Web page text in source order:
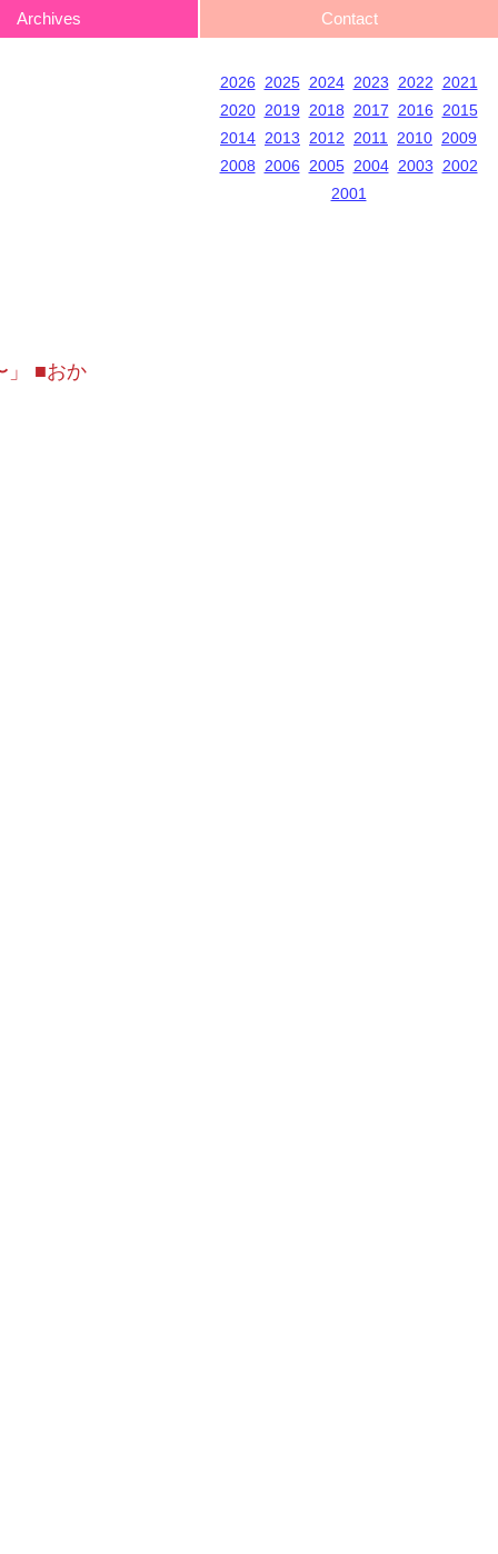
Archives Contact
」 ■おか
2026 2025 2024 2023 2022
2021
2020 2019 2018 2017 2016
2015
2014 2013 2012 2011 2010 2009
2008
2006 2005 2004 2003
2002
2001